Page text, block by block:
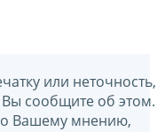
или неточность,
сообщите об этом.
Вашему мнению,